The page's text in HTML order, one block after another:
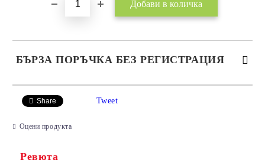
БЪРЗА ПОРЪЧКА БЕЗ РЕГИСТРАЦИЯ
Ние ще се свържем с вас в рамките на работния ден.
Share Tweet
Оцени продукта
Ревюта